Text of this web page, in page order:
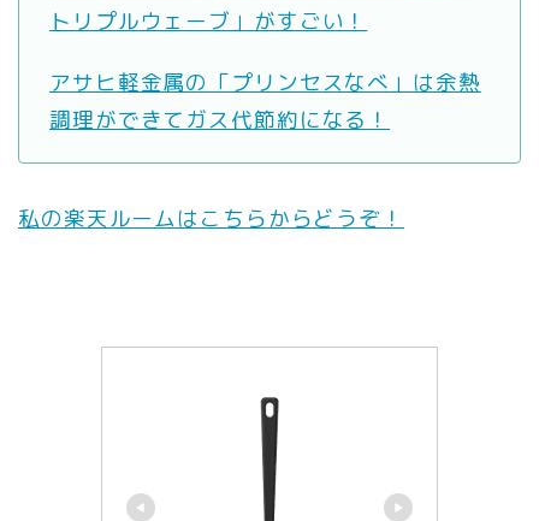
トリプルウェーブ」がすごい！
アサヒ軽金属の「プリンセスなべ」は余熱
調理ができてガス代節約になる！
私の楽天ルームはこちらからどうぞ！